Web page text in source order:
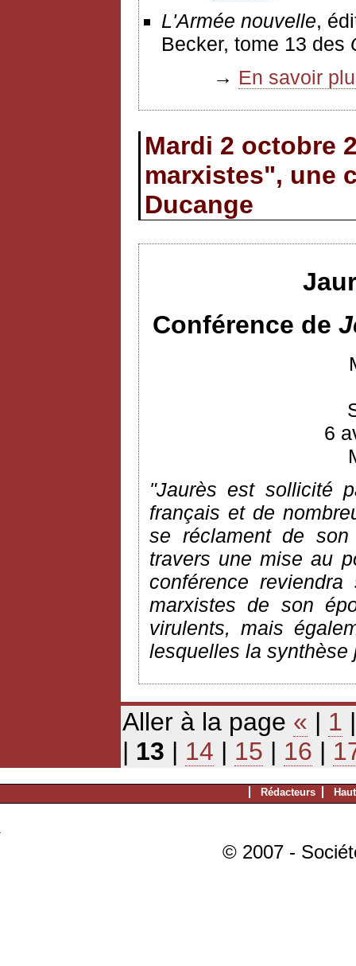
L'Armée nouvelle,
Becker, tome 13 des
→ En savoir
Mardi 2 octobre
marxistes", une
Ducange
Conférence de
6
"Jaurès est sollicité
français et de
se réclament de
travers une mise au
conférence
marxistes de son
virulents, mais
lesquelles la synthèse
Aller à la page « | 1
| 13 | 14 | 15 | 16 |
Rédacteurs
© 2007 -